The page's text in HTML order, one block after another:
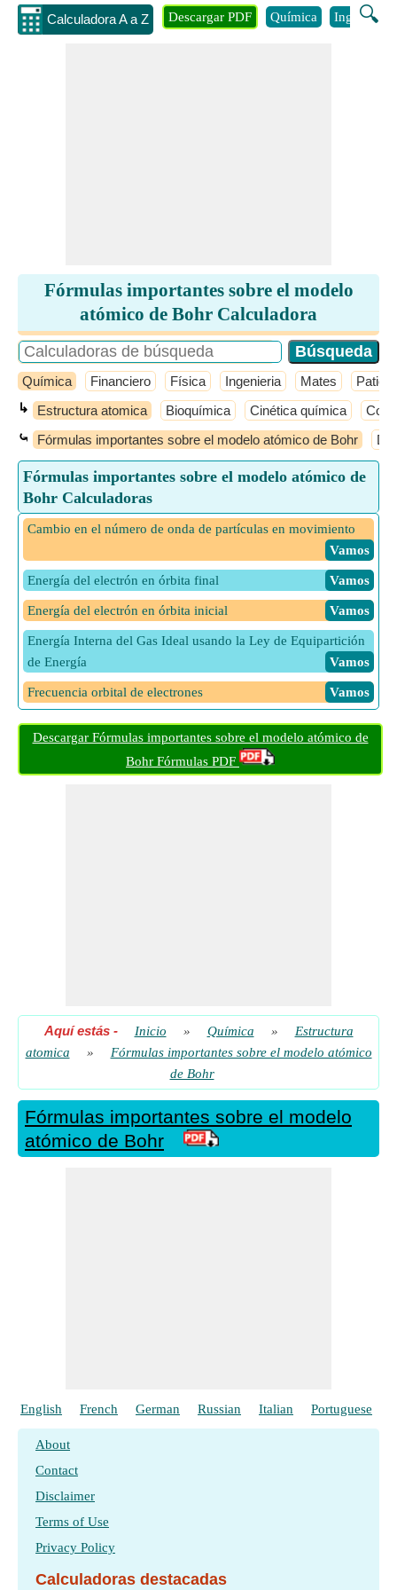
Calculadora A a Z 🔍
Descargar PDF Química Ingenieria
Fórmulas importantes sobre el modelo
atómico de Bohr Calculadora
Química Financiero Física Ingenieria Mates Patio
↳ Estructura atomica Bioquímica Cinética química
⤿ Fórmulas importantes sobre el modelo atómico de Bohr
Fórmulas importantes sobre el modelo atómico de
Bohr Calculadoras
Cambio en el número de onda de partículas en movimiento
​ Vamos
Energía del electrón en órbita final ​ Vamos
Energía del electrón en órbita inicial ​ Vamos
Energía Interna del Gas Ideal usando la Ley de Equipartición
de Energía
​ Vamos
Frecuencia orbital de electrones ​ Vamos
Masa atomica ​ Vamos
Momento angular utilizando el radio de la órbita
Descargar Fórmulas importantes sobre el modelo atómico de
Bohr Fórmulas PDF
Aquí estás- Inicio » Química »
Estructura
atomica
»
Fórmulas importantes sobre el modelo atómico
de Bohr
Fórmulas importantes sobre el modelo
atómico de Bohr
English French German Russian Italian Portuguese
About
Contact
Disclaimer
Terms of Use
Privacy Policy
Calculadoras destacadas